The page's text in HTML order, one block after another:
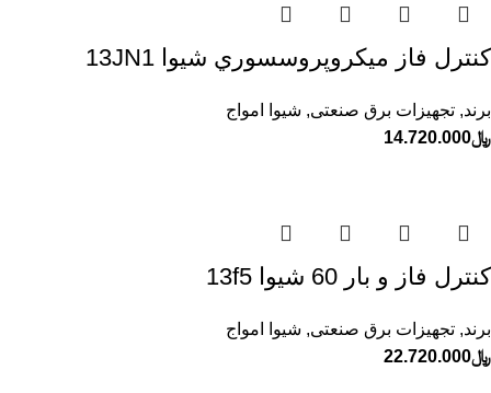
كنترل فاز ميكروپروسسوري شيوا 13JN1
برند, تجهیزات برق صنعتی, شیوا امواج
﷼14.720.000
كنترل فاز و بار 60 شيوا 13f5
برند, تجهیزات برق صنعتی, شیوا امواج
﷼22.720.000